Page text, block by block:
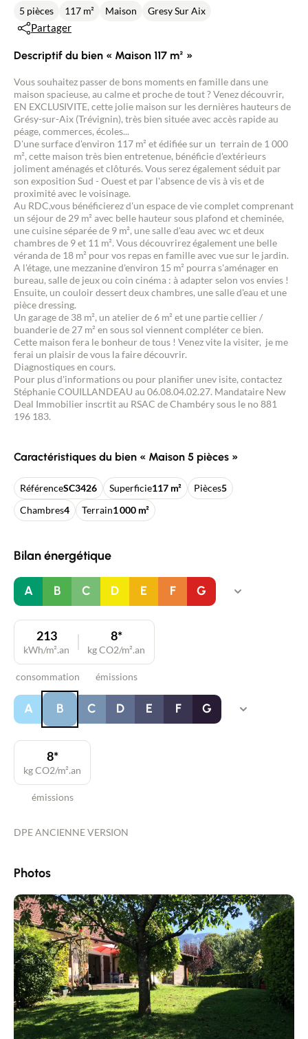
5 pièces 117 m² Maison Gresy Sur Aix
Partager
Descriptif du bien « Maison 117 m² »
Vous souhaitez passer de bons moments en famille dans une
maison spacieuse, au calme et proche de tout ? Venez découvrir,
EN EXCLUSIVITE, cette jolie maison sur les dernières hauteurs de
Grésy-sur-Aix (Trévignin), très bien située avec accès rapide au
péage, commerces, écoles...
D'une surface d'environ 117 m² et édifiée sur un terrain de 1 000
m², cette maison très bien entretenue, bénéficie d'extérieurs
joliment aménagés et clôturés. Vous serez également séduit par
son exposition Sud - Ouest et par l'absence de vis à vis et de
proximité avec le voisinage.
Au RDC,vous bénéficierez d'un espace de vie complet comprenant
un séjour de 29 m² avec belle hauteur sous plafond et cheminée,
une cuisine séparée de 9 m², une salle d'eau avec wc et deux
chambres de 9 et 11 m². Vous découvrirez également une belle
véranda de 18 m² pour vos repas en famille avec vue sur le jardin.
A l'étage, une mezzanine d'environ 15 m² pourra s'aménager en
bureau, salle de jeux ou coin cinéma : à adapter selon vos envies !
Ensuite, un couloir dessert deux chambres, une salle d'eau et une
pièce dressing.
Un garage de 38 m², un atelier de 6 m² et une partie cellier /
buanderie de 27 m² en sous sol viennent compléter ce bien.
Cette maison fera le bonheur de tous ! Venez vite la visiter, je me
ferai un plaisir de vous la faire découvrir.
Diagnostiques en cours.
Pour plus d'informations ou pour planifier unev isite, contactez
Stéphanie COUILLANDEAU au 06.08.04.02.27. Mandataire New
Deal Immobilier inscrtit au RSAC de Chambéry sous le no 881
196 183.
Caractéristiques du bien « Maison 5 pièces »
RéférenceSC3426 Superficie117 m² Pièces5
Chambres4 Terrain1 000 m²
Bilan énergétique
A B C D E F G
consommation
213
kWh/m².an
émissions
8*
kg CO2/m².an
A B C D E F G
émissions
8*
kg CO2/m².an
DPE ANCIENNE VERSION
Photos